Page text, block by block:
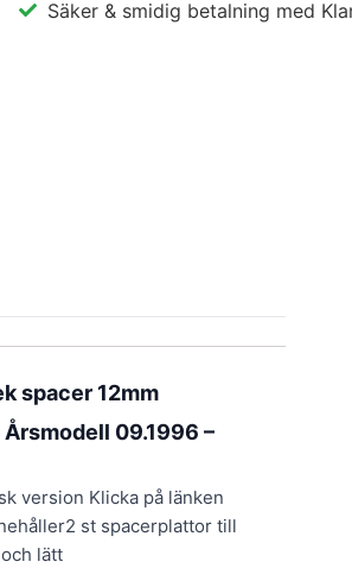
Säker & smidig betalning med
spacer 12mm
09.1996 –
version Klicka på länken
st spacerplattor till
lätt